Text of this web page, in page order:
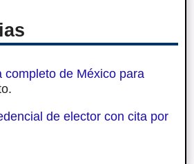
completo de México para
de elector con cita por